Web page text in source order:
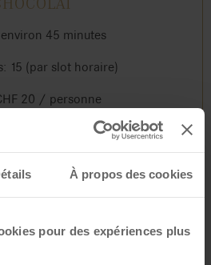
À propos des cookies
pour des expériences plus
45 minutes
15 (par slot horaire)
20 / personne